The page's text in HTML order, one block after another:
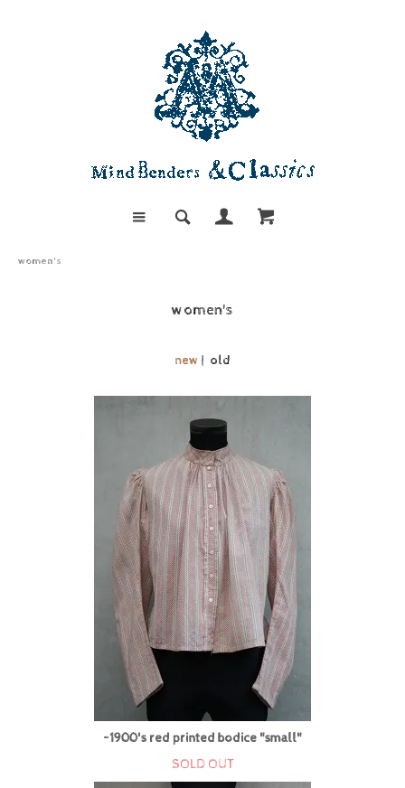
women's
women's
new | old
~1900's red printed bodice "small"
SOLD OUT